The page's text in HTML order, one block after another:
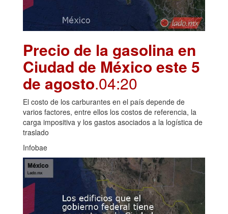
Precio de la gasolina en
Ciudad de México este 5
de agosto.04:20
El costo de los carburantes en el país depende de
varios factores, entre ellos los costos de referencia, la
carga impositiva y los gastos asociados a la logística de
traslado
Infobae